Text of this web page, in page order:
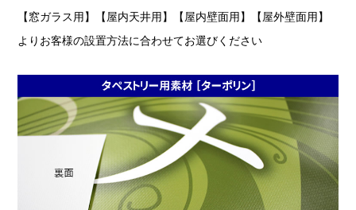
【窓ガラス用】【屋内天井用】【屋内壁面用】【屋外壁面用】
よりお客様の設置方法に合わせてお選びください